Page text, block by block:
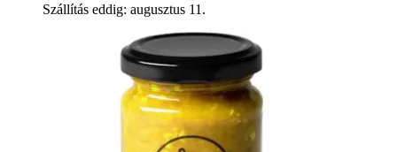
Szállítás eddig: augusztus 11.